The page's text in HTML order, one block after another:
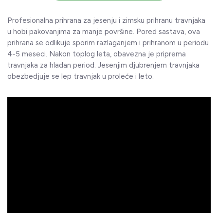
Profesionalna prihrana za jesenju i zimsku prihranu travnjaka
u hobi pakovanjima za manje površine. Pored sastava, ova
prihrana se odlikuje sporim razlaganjem i prihranom u periodu
4-5 meseci. Nakon toplog leta, obavezna je priprema
travnjaka za hladan period. Jesenjim djubrenjem travnjaka
obezbedjuje se lep travnjak u proleće i leto.